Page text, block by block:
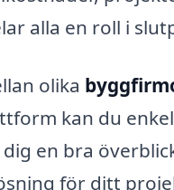
alla en roll i
olika
kan du
en bra
för ditt